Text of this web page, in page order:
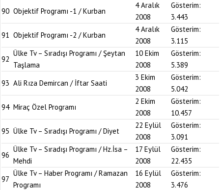
90 Objektif Programı -1 / Kurban
4 Aralık
2008
Gösterim:
3.443
91 Objektif Programı -2 / Kurban
4 Aralık
2008
Gösterim:
3.115
92
Ülke Tv – Sıradışı Programı / Şeytan
Taşlama
10 Ekim
2008
Gösterim:
5.389
93 Ali Rıza Demircan / İftar Saati
3 Ekim
2008
Gösterim:
5.042
94 Miraç Özel Programı
2 Ekim
2008
Gösterim:
10.457
95 Ülke Tv – Sıradışı Programı / Diyet
22 Eylül
2008
Gösterim:
3.091
96
Ülke Tv – Sıradışı Programı / Hz.İsa –
Mehdi
17 Eylül
2008
Gösterim:
22.435
97
Ülke Tv – Haber Programı / Ramazan
Programı
16 Eylül
2008
Gösterim:
3.476